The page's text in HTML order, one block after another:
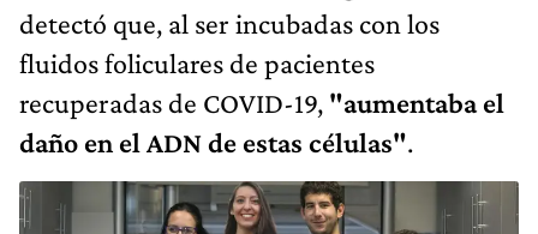
detectó que, al ser incubadas con los
fluidos foliculares de pacientes
recuperadas de COVID-19, "aumentaba el
daño en el ADN de estas células".